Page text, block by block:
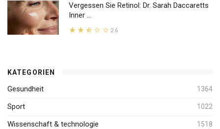
Vergessen Sie Retinol: Dr. Sarah Daccaretts
Inner ...
2.6
KATEGORIEN
Gesundheit 1364
Sport 1022
Wissenschaft & technologie 1518